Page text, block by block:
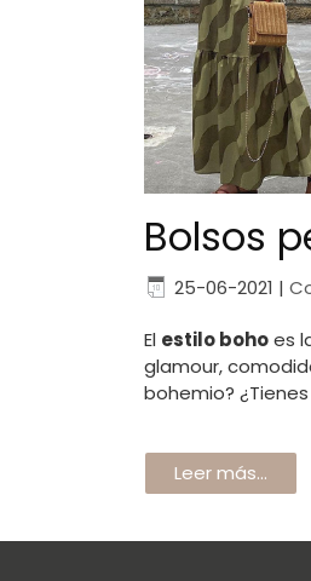
Bolsos
25-06-2021 |
El estilo bohoes
glamour,
bohemio?
Leer más...